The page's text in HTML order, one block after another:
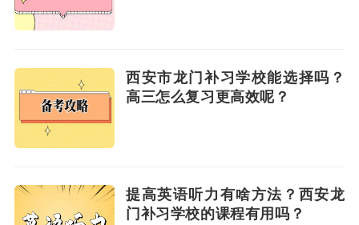
西安市龙门补习学校能选择吗？
高三怎么复习更高效呢？
提高英语听力有啥方法？西安龙
门补习学校的课程有用吗？